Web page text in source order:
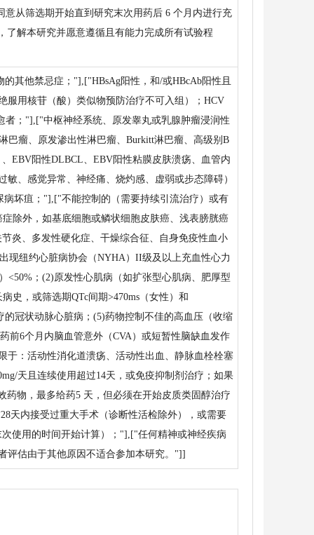
从筛选期开始直到研究末次用药后 6 个月内进行充
解本研究并愿意遵循且有能力完成所有试验程
其他禁忌症；"],["HBsAg阳性，和/或HBcAb阳性且
服用核苷（酸）类似物预防治疗不可入组）；HCV
者；"],["中枢神经系统、原发睾丸或乳腺肿瘤浸润性
瘤、原发渗出性淋巴瘤、Burkitt淋巴瘤、高级别B
EBV阳性DLBCL、EBV阳性粘膜皮肤溃疡、血管内
、感觉异常、神经痛、烧灼感、虚弱或步态障碍）
坏疽；"],["不能控制的（需要持续引流治疗）或有
除外，如基底细胞或鳞状细胞皮肤癌、浅表膀胱癌
炎、多发性硬化症、干燥综合征、自身免疫性血小
现纽约心脏病协会（NYHA）II级及以上充血性心力
；(2)原发性心肌病（如扩张型心肌病、肥厚型
史，或筛选期QTc间期>470ms（女性）和
的冠状动脉心脏病；(5)药物控制不佳的高血压（收缩
前6个月内脑血管意外（CVA）或短暂性脑缺血发作
：活动性消化道溃疡、活动性出血、静脉血栓栓塞
天且连续使用超过14天，或免疫抑制剂治疗；如果
药物，最多给药5 天，但必须在开始皮质类固醇治疗
天内接受过重大手术（诊断性活检除外），或需要
使用的时间开始计算）；"],["任何精神或神经疾病
评估由于其他原因不适合参加本研究。"]]